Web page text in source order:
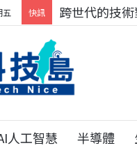
五 快訊 跨世代的技
人工智慧 半導體